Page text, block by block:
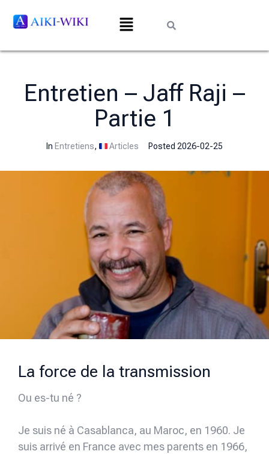
Entretien – Jaff Raji –
Partie 1
In Entretiens, Articles Posted2026-02-25
La force de la transmission
Ou es-tu né ?
Je suis né à Casablanca, au Maroc, en 1960. Je
suis arrivé en France avec mes parents en 1966,